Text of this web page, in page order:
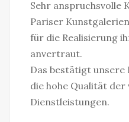
Sehr anspruchsvolle
Pariser
für die Realisierung
anvertraut.
Das bestätigt
die hohe Qualität
Dienstleistungen.